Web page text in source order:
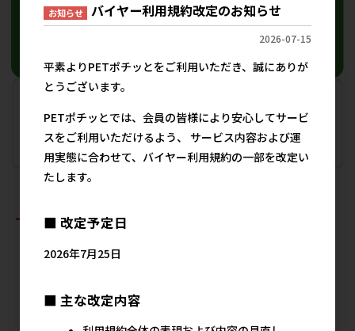
おすすめ商品
お知らせ バイヤー利用規約改定のお知らせ
2026-07-15
平素よりPETポチッとをご利用いただき、誠にありが
とうございます。
PETポチッとでは、会員の皆様により安心してサービ
スをご利用いただけるよう、 サービス内容および運
用実態に合わせて、バイヤー利用規約の一部を改定い
たします。
■ 改定予定日
2026年7月25日
■ 主な改定内容